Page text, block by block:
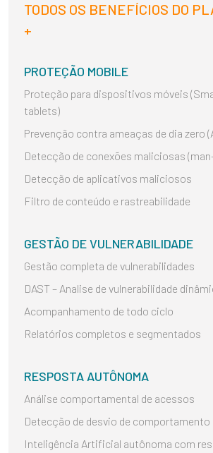
TODOS OS BENEFÍCIOS DO
+
PROTEÇÃO MOBILE
Proteção para dispositivos móveis
tablets)
Prevenção contra ameaças de dia zero
Detecção de conexões maliciosas
Detecção de aplicativos maliciosos
Filtro de conteúdo e rastreabilidade
GESTÃO DE VULNERABILIDADE
Gestão completa de vulnerabilidades
DAST – Analise de vulnerabilidade
Acompanhamento de todo ciclo
Relatórios completos e segmentados
RESPOSTA AUTÔNOMA
Análise comportamental de acessos
Detecção de desvio de comportamento
Inteligência Artificial autônoma com